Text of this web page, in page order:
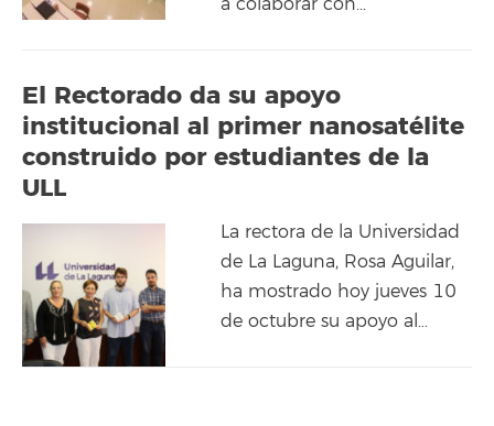
El Rectorado da su apoyo
institucional al primer nanosatélite
construido por estudiantes de la
ULL
La rectora de la Universidad
de La Laguna, Rosa Aguilar,
ha mostrado hoy jueves 10
de octubre su apoyo al…